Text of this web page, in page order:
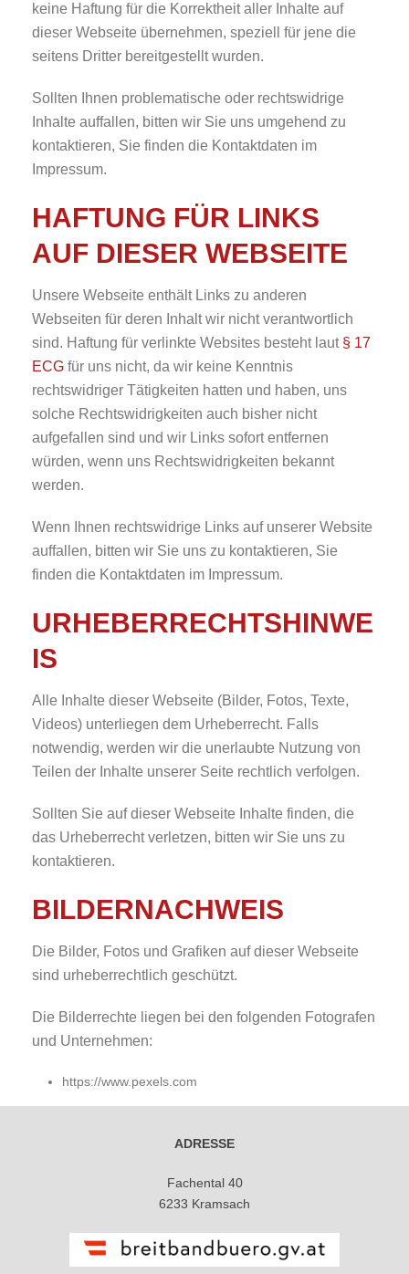
keine Haftung für die Korrektheit aller Inhalte auf
dieser Webseite übernehmen, speziell für jene die
seitens Dritter bereitgestellt wurden.
Sollten Ihnen problematische oder rechtswidrige
Inhalte auffallen, bitten wir Sie uns umgehend zu
kontaktieren, Sie finden die Kontaktdaten im
Impressum.
HAFTUNG FÜR LINKS
AUF DIESER WEBSEITE
Unsere Webseite enthält Links zu anderen
Webseiten für deren Inhalt wir nicht verantwortlich
sind. Haftung für verlinkte Websites besteht laut § 17
ECG für uns nicht, da wir keine Kenntnis
rechtswidriger Tätigkeiten hatten und haben, uns
solche Rechtswidrigkeiten auch bisher nicht
aufgefallen sind und wir Links sofort entfernen
würden, wenn uns Rechtswidrigkeiten bekannt
werden.
Wenn Ihnen rechtswidrige Links auf unserer Website
auffallen, bitten wir Sie uns zu kontaktieren, Sie
finden die Kontaktdaten im Impressum.
URHEBERRECHTSHINWE
IS
Alle Inhalte dieser Webseite (Bilder, Fotos, Texte,
Videos) unterliegen dem Urheberrecht. Falls
notwendig, werden wir die unerlaubte Nutzung von
Teilen der Inhalte unserer Seite rechtlich verfolgen.
Sollten Sie auf dieser Webseite Inhalte finden, die
das Urheberrecht verletzen, bitten wir Sie uns zu
kontaktieren.
BILDERNACHWEIS
Die Bilder, Fotos und Grafiken auf dieser Webseite
sind urheberrechtlich geschützt.
Die Bilderrechte liegen bei den folgenden Fotografen
und Unternehmen:
https://www.pexels.com
ADRESSE
Fachental 40
6233 Kramsach